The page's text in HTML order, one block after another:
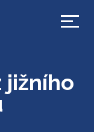
jižního